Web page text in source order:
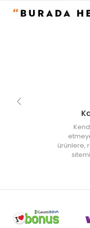
Evidea tarafından
iptal edilecektir.
ürünlere,